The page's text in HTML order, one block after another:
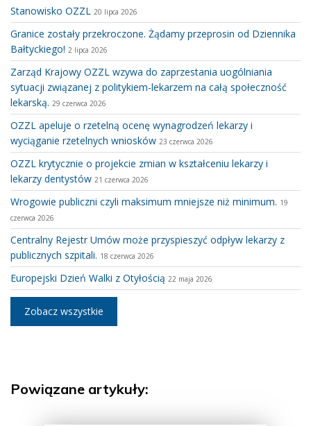
Stanowisko OZZL 20 lipca 2026
Granice zostały przekroczone. Żądamy przeprosin od Dziennika
Bałtyckiego! 2 lipca 2026
Zarząd Krajowy OZZL wzywa do zaprzestania uogólniania
sytuacji związanej z politykiem-lekarzem na całą społeczność
lekarską. 29 czerwca 2026
OZZL apeluje o rzetelną ocenę wynagrodzeń lekarzy i
wyciąganie rzetelnych wniosków 23 czerwca 2026
OZZL krytycznie o projekcie zmian w kształceniu lekarzy i
lekarzy dentystów 21 czerwca 2026
Wrogowie publiczni czyli maksimum mniejsze niż minimum. 19
czerwca 2026
Centralny Rejestr Umów może przyspieszyć odpływ lekarzy z
publicznych szpitali. 18 czerwca 2026
Europejski Dzień Walki z Otyłością 22 maja 2026
Zobacz wszystkie
Powiązane artykuły: